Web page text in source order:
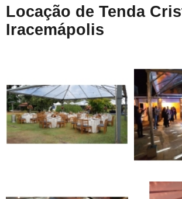
Locação de Tenda
Iracemápolis